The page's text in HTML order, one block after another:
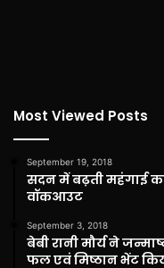
Most Viewed Posts
September 19, 2018
सदन में बढ़ती महंगाई
वॉकआउट
September 3, 2018
बेबी रानी मौर्य ने
फल एवं मिष्ठान भेंट